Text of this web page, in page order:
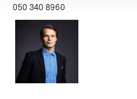
050 340 8960